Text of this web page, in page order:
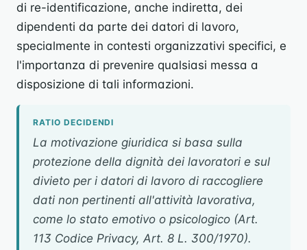
di re-identificazione, anche indiretta, dei
dipendenti da parte dei datori di lavoro,
specialmente in contesti organizzativi specifici, e
l'importanza di prevenire qualsiasi messa a
disposizione di tali informazioni.
RATIO DECIDENDI
La motivazione giuridica si basa sulla
protezione della dignità dei lavoratori e sul
divieto per i datori di lavoro di raccogliere
dati non pertinenti all'attività lavorativa,
come lo stato emotivo o psicologico (Art.
113 Codice Privacy, Art. 8 L. 300/1970).